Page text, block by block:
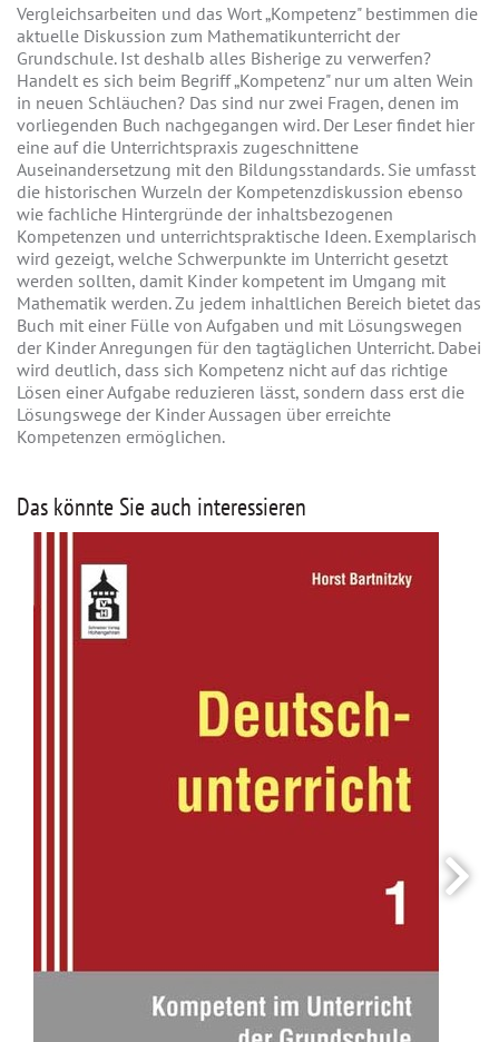
Vergleichsarbeiten und das Wort „Kompetenz" bestimmen die
aktuelle Diskussion zum Mathematikunterricht der
Grundschule. Ist deshalb alles Bisherige zu verwerfen?
Handelt es sich beim Begriff „Kompetenz" nur um alten Wein
in neuen Schläuchen? Das sind nur zwei Fragen, denen im
vorliegenden Buch nachgegangen wird. Der Leser findet hier
eine auf die Unterrichtspraxis zugeschnittene
Auseinandersetzung mit den Bildungsstandards. Sie umfasst
die historischen Wurzeln der Kompetenzdiskussion ebenso
wie fachliche Hintergründe der inhaltsbezogenen
Kompetenzen und unterrichtspraktische Ideen. Exemplarisch
wird gezeigt, welche Schwerpunkte im Unterricht gesetzt
werden sollten, damit Kinder kompetent im Umgang mit
Mathematik werden. Zu jedem inhaltlichen Bereich bietet das
Buch mit einer Fülle von Aufgaben und mit Lösungswegen
der Kinder Anregungen für den tagtäglichen Unterricht. Dabei
wird deutlich, dass sich Kompetenz nicht auf das richtige
Lösen einer Aufgabe reduzieren lässt, sondern dass erst die
Lösungswege der Kinder Aussagen über erreichte
Kompetenzen ermöglichen.
Das könnte Sie auch interessieren